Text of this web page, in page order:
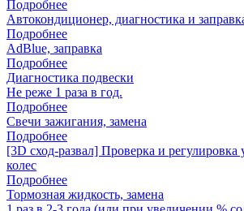
Подробнее
Автокондиционер, диагностика и
Подробнее
AdBlue, заправка
Подробнее
Диагностика подвески
Не реже 1 раза в год.
Подробнее
Свечи зажигания, замена
Подробнее
[3D сход-развал] Проверка и регулировка
колес
Подробнее
Тормозная жидкость, замена